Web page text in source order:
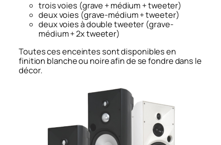
trois voies (grave + médium + tweeter)
deux voies (grave-médium + tweeter)
deux voies à double tweeter (grave-
médium + 2x tweeter)
Toutes ces enceintes sont disponibles en
finition blanche ou noire afin de se fondre dans le
décor.